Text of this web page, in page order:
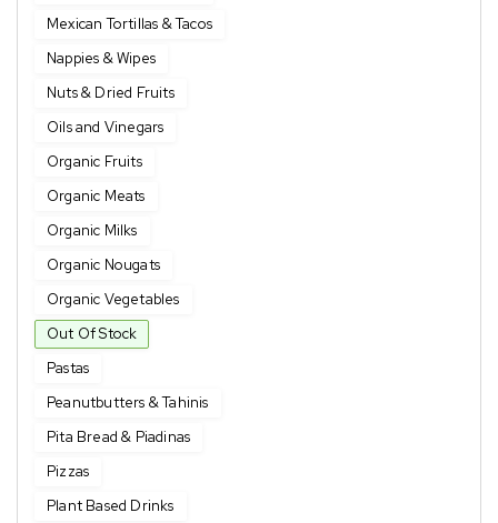
Mexican Tortillas & Tacos
Nappies & Wipes
Nuts & Dried Fruits
Oils and Vinegars
Organic Fruits
Organic Meats
Organic Milks
Organic Nougats
Organic Vegetables
Out Of Stock
Pastas
Peanutbutters & Tahinis
Pita Bread & Piadinas
Pizzas
Plant Based Drinks